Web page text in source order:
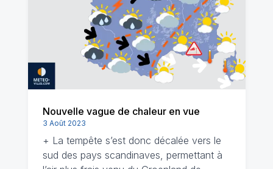
Nouvelle vague de chaleur en vue
3 Août 2023
+ La tempête s’est donc décalée vers le
sud des pays scandinaves, permettant à